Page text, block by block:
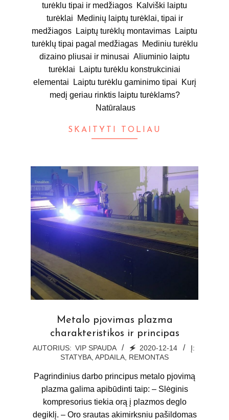
turėklu tipai ir medžiagos Kalviški laiptu
turėklai Medinių laiptų turėklai, tipai ir
medžiagos Laiptų turėklų montavimas Laiptu
turėklų tipai pagal medžiagas Mediniu turėklu
dizaino pliusai ir minusai Aliuminio laiptu
turėklai Laiptu turėklu konstrukciniai
elementai Laiptu turėklu gaminimo tipai Kurį
medį geriau rinktis laiptu turėklams?
Natūralaus
SKAITYTI TOLIAU
Metalo pjovimas plazma
charakteristikos ir principas
2020-
14
AUTORIUS: VIP SPAUDA 🗲 2020-12-14
Į:
STATYBA, APDAILA, REMONTAS
Pagrindinius darbo principus metalo pjovimą
plazma galima apibūdinti taip: – Slėginis
kompresorius tiekia orą į plazmos deglo
degiklį. – Oro srautas akimirksniu pašildomas